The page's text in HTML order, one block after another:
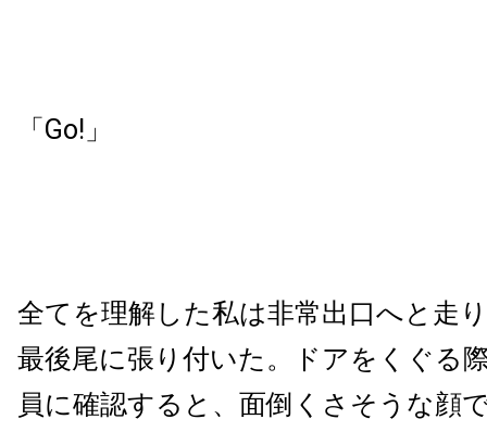
「Go!」
全てを理解した私は非常出口へと走
最後尾に張り付いた。ドアをくぐる
員に確認すると、面倒くさそうな顔